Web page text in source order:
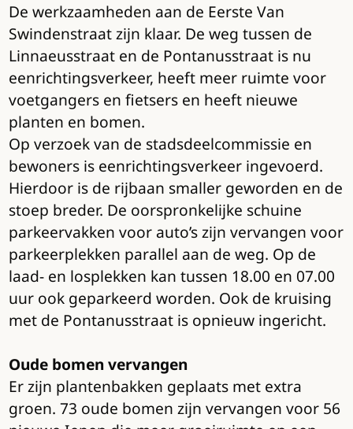
De werkzaamheden aan de Eerste Van
Swindenstraat zijn klaar. De weg tussen de
Linnaeusstraat en de Pontanusstraat is nu
eenrichtingsverkeer, heeft meer ruimte voor
voetgangers en fietsers en heeft nieuwe
planten en bomen.
Op verzoek van de stadsdeelcommissie en
bewoners is eenrichtingsverkeer ingevoerd.
Hierdoor is de rijbaan smaller geworden en de
stoep breder. De oorspronkelijke schuine
parkeervakken voor auto’s zijn vervangen voor
parkeerplekken parallel aan de weg. Op de
laad- en losplekken kan tussen 18.00 en 07.00
uur ook geparkeerd worden. Ook de kruising
met de Pontanusstraat is opnieuw ingericht.
Oude bomen vervangen
Er zijn plantenbakken geplaats met extra
groen. 73 oude bomen zijn vervangen voor 56